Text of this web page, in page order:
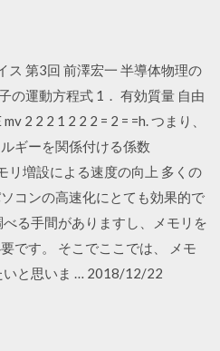
第3回 前澤宏一 半導体物理の
の運動方程式 1． 有効質量 自由
2 2 2 1 2 2 2 = 2 = =h. つまり、
ギーを関係付ける係数
増設による速度の向上 多くの
コンの高速化にとても効果的で
る手間がありますし、メモリを
です。 そこでここでは、 メモ
いと思いま … 2018/12/22